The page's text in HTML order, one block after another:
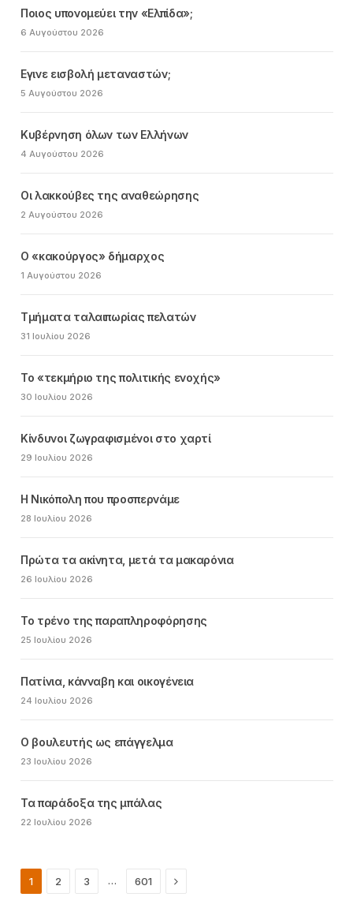
Ποιος υπονομεύει την «Ελπίδα»;
6 Αυγούστου 2026
Εγινε εισβολή μεταναστών;
5 Αυγούστου 2026
Κυβέρνηση όλων των Ελλήνων
4 Αυγούστου 2026
Οι λακκούβες της αναθεώρησης
2 Αυγούστου 2026
Ο «κακούργος» δήμαρχος
1 Αυγούστου 2026
Τμήματα ταλαιπωρίας πελατών
31 Ιουλίου 2026
Το «τεκμήριο της πολιτικής ενοχής»
30 Ιουλίου 2026
Κίνδυνοι ζωγραφισμένοι στο χαρτί
29 Ιουλίου 2026
Η Νικόπολη που προσπερνάμε
28 Ιουλίου 2026
Πρώτα τα ακίνητα, μετά τα μακαρόνια
26 Ιουλίου 2026
Το τρένο της παραπληροφόρησης
25 Ιουλίου 2026
Πατίνια, κάνναβη και οικογένεια
24 Ιουλίου 2026
Ο βουλευτής ως επάγγελμα
23 Ιουλίου 2026
Τα παράδοξα της μπάλας
22 Ιουλίου 2026
1 2 3 … 601 Next